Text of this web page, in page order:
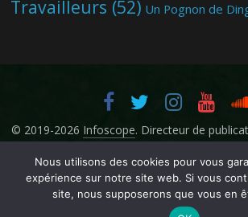
Travailleurs (52) Un Pognon de
© 2019-2026 Infoscope. Directeur de
Nous utilisons des cookies pour vous
expérience sur notre site web. Si vous
site, nous supposerons que vous en